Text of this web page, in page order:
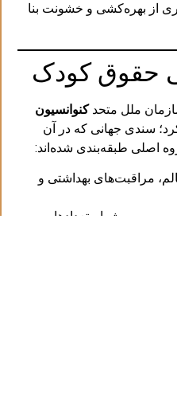
از بهره‌کشی و خشونت بنا
حقوق کودک
کنوانسیون
سندی جهانی که در آن
اصلی طبقه‌بندی شده‌اند:
مراقبت‌های بهداشتی و
و پرورش استعدادها